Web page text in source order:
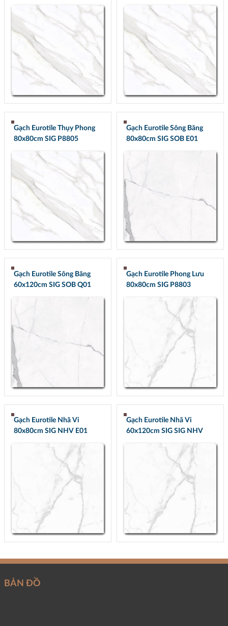
Gạch Eurotile Thụy Phong
80x80cm SIG P8805
Gạch Eurotile Sông Băng
80x80cm SIG SOB E01
Gạch Eurotile Sông Băng
60x120cm SIG SOB Q01
Gạch Eurotile Phong Lưu
80x80cm SIG P8803
Gạch Eurotile Nhã Vi
80x80cm SIG NHV E01
Gạch Eurotile Nhã Vi
60x120cm SIG SIG NHV
BẢN ĐỒ